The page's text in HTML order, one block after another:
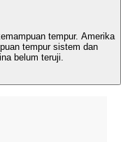
tempur. Amerika
tempur sistem dan
belum teruji.